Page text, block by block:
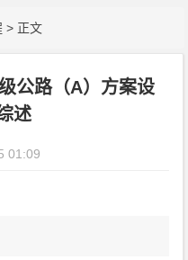
> 正文
公路（A）方案设
述
01:09